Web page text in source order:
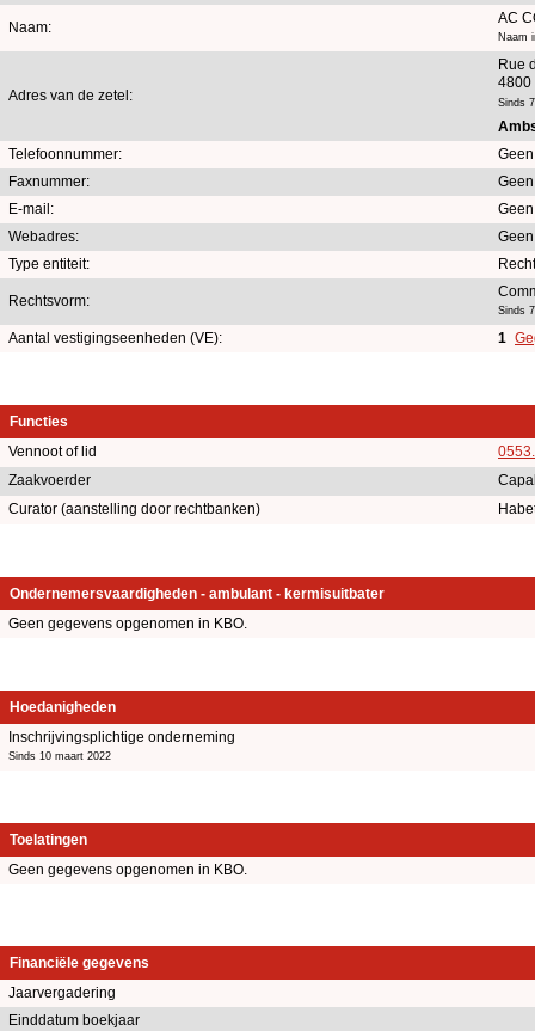
Naam:
AC
Naam
Adres van de zetel:
Rue
4800
Sinds
Telefoonnummer:
Faxnummer:
E-mail:
Webadres:
Type entiteit:
Rechtsvorm:
Sinds
Aantal vestigingseenheden (VE): 1
Functies
Vennoot of lid
Zaakvoerder
Curator (aanstelling door rechtbanken)
Ondernemersvaardigheden - ambulant - kermisuitbater
Geen gegevens opgenomen in KBO.
Hoedanigheden
Inschrijvingsplichtige onderneming
Sinds 10 maart 2022
Toelatingen
Geen gegevens opgenomen in KBO.
Financiële gegevens
Jaarvergadering
Einddatum boekjaar